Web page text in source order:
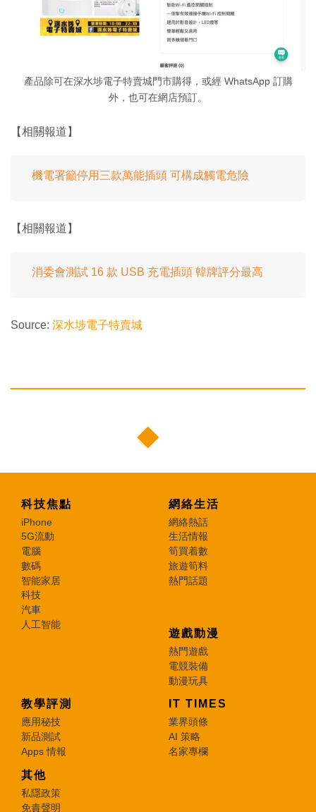
產品除可在深水埗電子特賣城門市購得，或經 WhatsApp 訂購
外，也可在網店預訂。
【相關報道】
機電署籲停用三款萬能插頭 可構成觸電危險
【相關報道】
消委會測試 16 款 USB 充電插頭 韓牌評分最高
Source: 深水埗電子特賣城
科技焦點
iPhone
5G流動
電腦
數碼
智能家居
科技
汽車
人工智能
網絡生活
網絡熱話
生活情報
筍買着數
旅遊筍料
熱門話題
遊戲動漫
熱門遊戲
電競裝備
動漫玩具
教學評測
應用秘技
新品測試
Apps 情報
IT TIMES
業界頭條
AI 策略
名家專欄
其他
私隱政策
免責聲明